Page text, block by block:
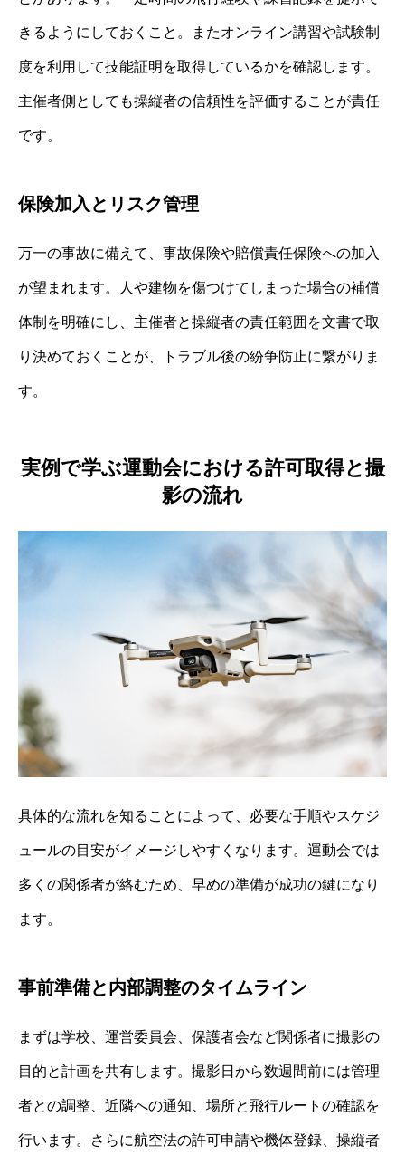
きるようにしておくこと。またオンライン講習や試験制
度を利用して技能証明を取得しているかを確認します。
主催者側としても操縦者の信頼性を評価することが責任
です。
保険加入とリスク管理
万一の事故に備えて、事故保険や賠償責任保険への加入
が望まれます。人や建物を傷つけてしまった場合の補償
体制を明確にし、主催者と操縦者の責任範囲を文書で取
り決めておくことが、トラブル後の紛争防止に繋がりま
す。
実例で学ぶ運動会における許可取得と撮
影の流れ
具体的な流れを知ることによって、必要な手順やスケジ
ュールの目安がイメージしやすくなります。運動会では
多くの関係者が絡むため、早めの準備が成功の鍵になり
ます。
事前準備と内部調整のタイムライン
まずは学校、運営委員会、保護者会など関係者に撮影の
目的と計画を共有します。撮影日から数週間前には管理
者との調整、近隣への通知、場所と飛行ルートの確認を
行います。さらに航空法の許可申請や機体登録、操縦者